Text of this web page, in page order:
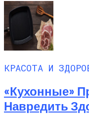
КРАСОТА И
«Кухонные»
Навредить